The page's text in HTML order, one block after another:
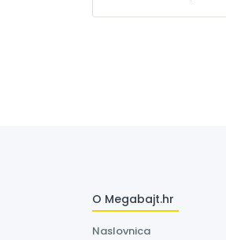
O Megabajt.hr
Naslovnica